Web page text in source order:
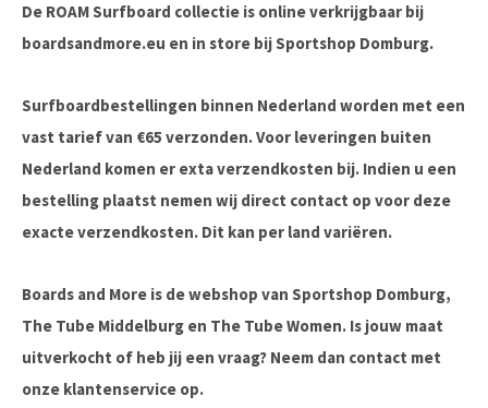
De ROAM Surfboard collectie is online verkrijgbaar bij
boardsandmore.eu en in store bij Sportshop Domburg.
Surfboardbestellingen binnen Nederland worden met een
vast tarief van €65 verzonden. Voor leveringen buiten
Nederland komen er exta verzendkosten bij. Indien u een
bestelling plaatst nemen wij direct contact op voor deze
exacte verzendkosten. Dit kan per land variëren.
Boards and More is de webshop van Sportshop Domburg,
The Tube Middelburg en The Tube Women. Is jouw maat
uitverkocht of heb jij een vraag? Neem dan contact met
onze klantenservice op.